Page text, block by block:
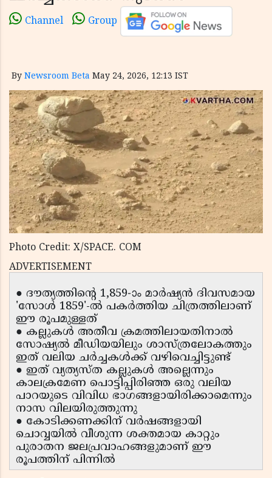
Channel Group
By Newsroom Beta May 24, 2026, 12:13 IST
Photo Credit: X/SPACE. COM
ADVERTISEMENT
● ദൗത്യത്തിന്റെ 1,859-ാം മാർഷ്യൻ ദിവസമായ
'സോൾ 1859'-ൽ പകർത്തിയ ചിത്രത്തിലാണ്
ഈ രൂപമുള്ളത്
● കല്ലുകൾ അതീവ ക്രമത്തിലായതിനാൽ
സോഷ്യൽ മീഡിയയിലും ശാസ്ത്രലോകത്തും
ഇത് വലിയ ചർച്ചകൾക്ക് വഴിവെച്ചിട്ടുണ്ട്
● ഇത് വ്യത്യസ്ത കല്ലുകൾ അല്ലെന്നും
കാലക്രമേണ പൊട്ടിപ്പിരിഞ്ഞ ഒരു വലിയ
പാറയുടെ വിവിധ ഭാഗങ്ങളായിരിക്കാമെന്നും
നാസ വിലയിരുത്തുന്നു
● കോടിക്കണക്കിന് വർഷങ്ങളായി
ചൊവ്വയിൽ വീശുന്ന ശക്തമായ കാറ്റും
പുരാതന ജലപ്രവാഹങ്ങളുമാണ് ഈ
രൂപത്തിന് പിന്നിൽ